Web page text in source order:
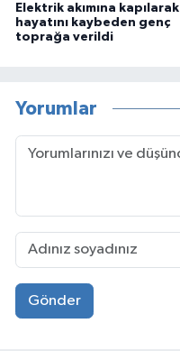
Elektrik akımına kapılarak
hayatını kaybeden genç
toprağa verildi
Yorumlar
Gönder